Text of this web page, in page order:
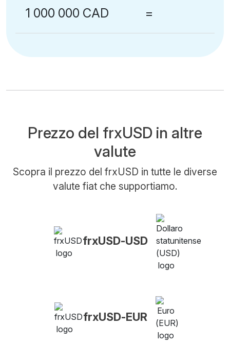
1 000 000 CAD =
Prezzo del frxUSD in altre
valute
Scopra il prezzo del frxUSD in tutte le diverse
valute fiat che supportiamo.
frxUSD-USD
frxUSD-EUR